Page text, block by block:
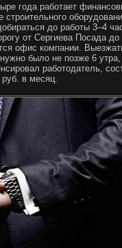
года работает
строительного
до работы 3–4
от Сергиева Посада до
офис компании.
было не позже 6
работодатель,
в месяц.